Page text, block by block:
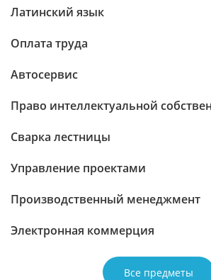
Латинский язык
Оплата труда
Автосервис
Право интеллектуальной
Сварка лестницы
Управление проектами
Производственный менеджмент
Электронная коммерция
Все предметы